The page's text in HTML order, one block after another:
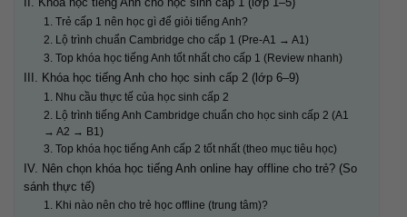
1. Trẻ cấp 1 nên học gì để giỏi tiếng Anh?
2. Lộ trình chuẩn Cambridge cho cấp 1 (Pre-A1 → A1)
3. Top khóa học tiếng Anh tốt nhất cho cấp 1 (Review nhanh)
III. Khóa học tiếng Anh cho học sinh cấp 2 (lớp 6–9)
1. Nhu cầu thực tế của học sinh cấp 2
2. Lộ trình tiếng Anh Cambridge chuẩn cho học sinh cấp 2 (A1
→ A2 → B1)
3. Top khóa học tiếng Anh cấp 2 tốt nhất (theo mục tiêu học)
IV. Nên chọn khóa học tiếng Anh online hay offline cho trẻ? (So
sánh thực tế)
1. Khi nào nên cho trẻ học offline (trung tâm)?